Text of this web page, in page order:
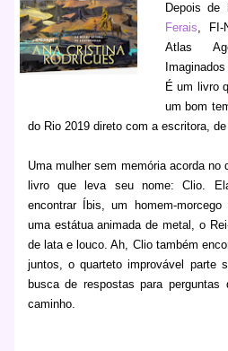
Depois
Ferais, FI-
Atlas
É um livro
um bom
do Rio 2019 direto com a escritora,
Uma mulher sem memória acorda no
livro que leva seu nome: Clio.
encontrar Íbis, um homem-
uma estátua animada de metal, o
de lata e louco. Ah, Clio também
juntos, o quarteto improvável parte
busca de respostas para
caminho.